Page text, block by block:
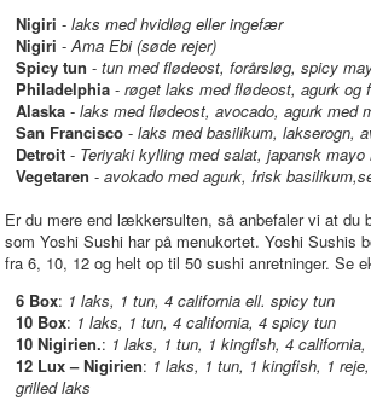
Nigiri -laks med hvidløg eller ingefær
Nigiri -Ama Ebi (søde rejer)
Spicy tun -tun med flødeost, forårsløg, spicy
Philadelphia - røget laks med flødeost, agurk og
Alaska -laks med flødeost, avocado, agurk med
San Francisco -laks med basilikum, lakserogn,
Detroit - Teriyaki kylling med salat, japansk
Vegetaren -avokado med agurk, frisk
Er du mere end lækkersulten, så anbefaler vi at du
som Yoshi Sushi har på menukortet. Yoshi Sushis
fra 6, 10, 12 og helt op til 50 sushi anretninger. Se
6 Box: 1 laks, 1 tun, 4 california ell. spicy tun
10 Box: 1 laks, 1 tun, 4 california, 4 spicy tun
10 Nigirien.: 1 laks, 1 tun, 1 kingfish, 4
12 Lux – Nigirien: 1 laks, 1 tun, 1 kingfish, 1
grilled laks